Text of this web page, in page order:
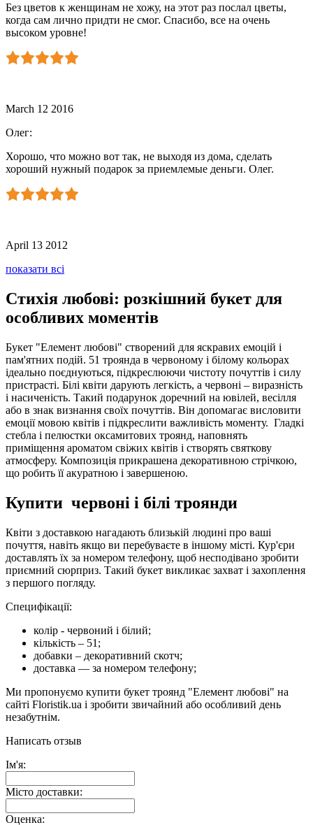
Без цветов к женщинам не хожу, на этот раз послал цветы,
когда сам лично придти не смог. Спасибо, все на очень
высоком уровне!
March 12 2016
Олег:
Хорошо, что можно вот так, не выходя из дома, сделать
хороший нужный подарок за приемлемые деньги. Олег.
April 13 2012
показати всі
Стихія любові: розкішний букет для
особливих моментів
Букет "Елемент любові" створений для яскравих емоцій і
пам'ятних подій. 51 троянда в червоному і білому кольорах
ідеально поєднуються, підкреслюючи чистоту почуттів і силу
пристрасті. Білі квіти дарують легкість, а червоні – виразність
і насиченість. Такий подарунок доречний на ювілей, весілля
або в знак визнання своїх почуттів. Він допомагає висловити
емоції мовою квітів і підкреслити важливість моменту. Гладкі
стебла і пелюстки оксамитових троянд, наповнять
приміщення ароматом свіжих квітів і створять святкову
атмосферу. Композиція прикрашена декоративною стрічкою,
що робить її акуратною і завершеною.
Купити червоні і білі троянди
Квіти з доставкою нагадають близькій людині про ваші
почуття, навіть якщо ви перебуваєте в іншому місті. Кур'єри
доставлять їх за номером телефону, щоб несподівано зробити
приємний сюрприз. Такий букет викликає захват і захоплення
з першого погляду.
Специфікації:
колір - червоний і білий;
кількість – 51;
добавки – декоративний скотч;
доставка — за номером телефону;
Ми пропонуємо купити букет троянд "Елемент любові" на
сайті Floristik.ua і зробити звичайний або особливий день
незабутнім.
Написать отзыв
Ім'я:
Місто доставки:
Оценка: